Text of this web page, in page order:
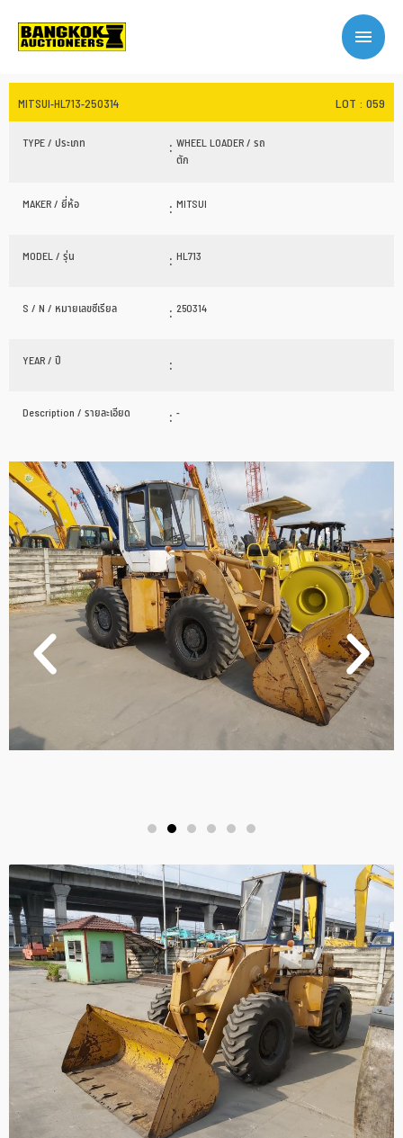
MITSUI-HL713-250314 LOT : 059
TYPE / ประเภท : WHEEL LOADER / รถ
ตัก
MAKER / ยี่ห้อ : MITSUI
MODEL / รุ่น : HL713
S / N / หมายเลขซีเรียล : 250314
YEAR / ปี :
Description / รายละเอียด : -